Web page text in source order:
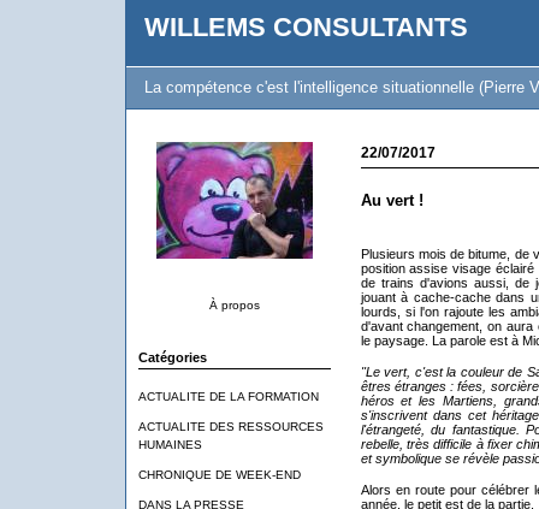
WILLEMS CONSULTANTS
La compétence c'est l'intelligence situationnelle (Pierre
À propos
Catégories
ACTUALITE DE LA FORMATION
ACTUALITE DES RESSOURCES
HUMAINES
CHRONIQUE DE WEEK-END
DANS LA PRESSE
22/07/2017
Au vert !
Plusieurs mois de bitume, de
position assise visage
de trains d'avions aussi, de
jouant à cache-cache dans
lourds, si l'on rajoute les
d'avant changement, on
le paysage. La parole est à
"Le vert, c'est la couleur de
êtres étranges : fées,
héros et les Martiens,
s'inscrivent dans cet
l'étrangeté, du fantastique.
rebelle, très difficile à fixer
et symbolique se révèle
Alors en route pour célébrer
année, le petit est de la partie.